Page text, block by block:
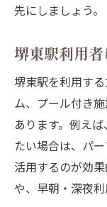
先にしましょう。
堺東駅利用
堺東駅を利用す
ム、プール付き
あります。例え
たい場合は、パ
活用するのが効
や、早朝・深夜利